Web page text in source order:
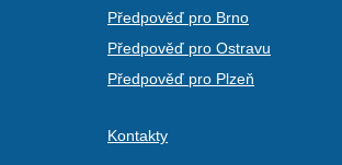
Předpověď pro Brno
Předpověď pro Ostravu
Předpověď pro Plzeň
Kontakty